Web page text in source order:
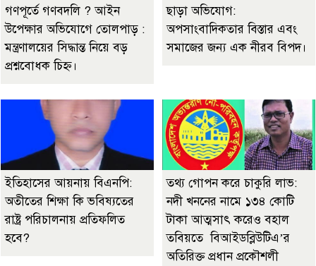
গণপূর্তে গণবদলি ? আইন
উপেক্ষার অভিযোগে তোলপাড় :
মন্ত্রণালয়ের সিদ্ধান্ত নিয়ে বড়
প্রশ্নবোধক চিহ্ন।
ছাড়া অভিযোগ:
অপসাংবাদিকতার বিস্তার এবং
সমাজের জন্য এক নীরব বিপদ।
ইতিহাসের আয়নায় বিএনপি:
অতীতের শিক্ষা কি ভবিষ্যতের
রাষ্ট্র পরিচালনায় প্রতিফলিত
হবে?
তথ্য গোপন করে চাকুরি লাভ:
নদী খননের নামে ১৩৪ কোটি
টাকা আত্মসাৎ করেও বহাল
তবিয়তে বিআইডব্লিউটিএ’র
অতিরিক্ত প্রধান প্রকৌশলী